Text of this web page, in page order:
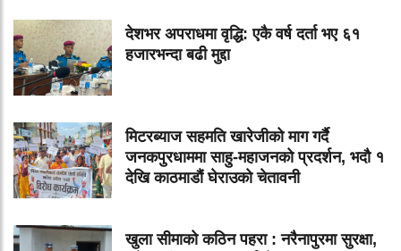
देशभर अपराधमा वृद्धि: एकै वर्ष दर्ता भए ६१
हजारभन्दा बढी मुद्दा
मिटरब्याज सहमति खारेजीको माग गर्दै
जनकपुरधाममा साहु-महाजनको प्रदर्शन, भदौ १
देखि काठमाडौं घेराउको चेतावनी
खुला सीमाको कठिन पहरा : नरैनापुरमा सुरक्षा,